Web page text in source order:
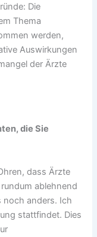
Die
Thema
werden,
Auswirkungen
der Ärzte
die Sie
dass Ärzte
ablehnend
noch anders. Ich
stattfindet. Dies